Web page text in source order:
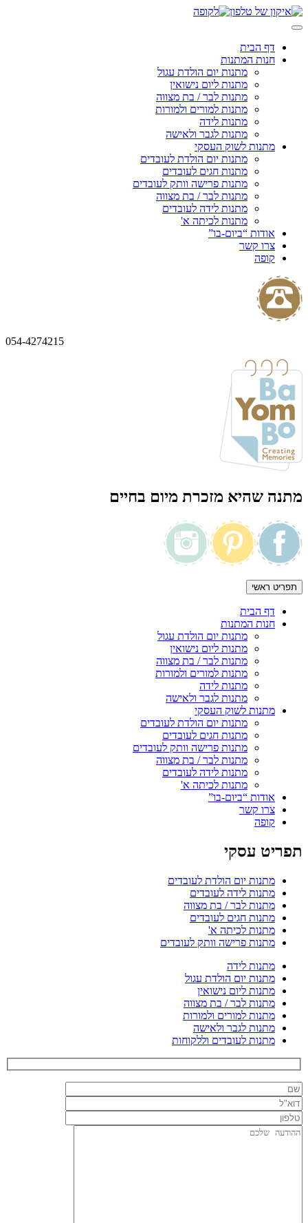
Skip
to
דף הבית
חנות המתנות
מתנות יום הולדת עגול
מתנות ליום נישואין
מתנות לבר / בת מצווה
מתנות למורים ולמורות
מתנות לידה
מתנות לגבר ולאישה
מתנות לשוק העסקי
מתנות יום הולדת לעובדים
מתנות חגים לעובדים
מתנות פרישה וותק לעובדים
מתנות לבר / בת מצווה
מתנות לידה לעובדים
מתנות לכיתה א'
אודות “ביום-בו”
צרו קשר
קופה
054-4274215
מתנה שהיא מזכרת מיום בחיים
תפריט ראשי
דף הבית
חנות המתנות
מתנות יום הולדת עגול
מתנות ליום נישואין
מתנות לבר / בת מצווה
מתנות למורים ולמורות
מתנות לידה
מתנות לגבר ולאישה
מתנות לשוק העסקי
מתנות יום הולדת לעובדים
מתנות חגים לעובדים
מתנות פרישה וותק לעובדים
מתנות לבר / בת מצווה
מתנות לידה לעובדים
מתנות לכיתה א'
אודות “ביום-בו”
צרו קשר
קופה
תפריט עסקי
מתנות יום הולדת לעובדים
מתנות לידה לעובדים
מתנות לבר / בת מצווה
מתנות חגים לעובדים
מתנות לכיתה א'
מתנות פרישה וותק לעובדים
מתנות לידה
מתנות יום הולדת עגול
מתנות ליום נישואין
מתנות לבר / בת מצווה
מתנות למורים ולמורות
מתנות לגבר ולאישה
מתנות לעובדים וללקוחות